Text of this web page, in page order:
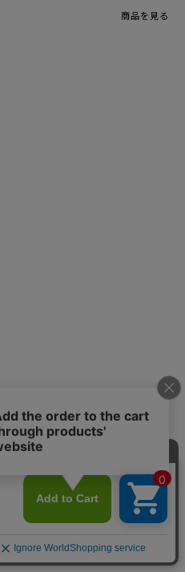
商品を見る